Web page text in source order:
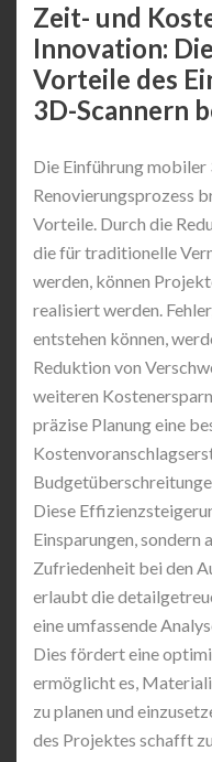
Zeit- und
Innovation:
Vorteile des
3D-Scannern
Die Einführung mobiler
Renovierungsprozess
Vorteile. Durch die
die für traditionelle
werden, können
realisiert werden.
entstehen können,
Reduktion von
weiteren
präzise Planung eine
Diese
Einsparungen, sondern
Zufriedenheit bei den
erlaubt die
eine umfassende
Dies fördert eine
ermöglicht es,
zu planen und
des Projektes schafft